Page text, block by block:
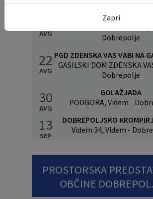
AVG
VABILO NA 2. VODNE
Dobrepolje
22
AVG
GASILSKI DOM ZDENSKA
Dobrepolje
30
AVG
GOLAŽJADA
PODGORA, Videm -
13
SEP
DOBREPOLJSKO
Videm 34, Videm -
PROSTORSKA
OBČINE
Zapri